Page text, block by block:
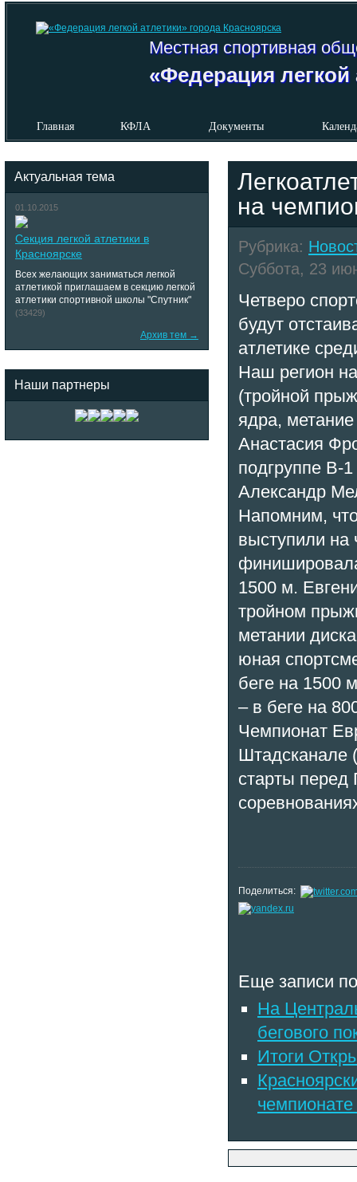
Местная спортивная
«Федерация легкой
Главная КФЛА Документы
Актуальная тема
01.10.2015
Секция легкой атлетики в
Красноярске
Всех желающих заниматься легкой
атлетикой приглашаем в секцию легкой
атлетики спортивной школы "Спутник"
(33429)
Архив тем →
Наши партнеры
на
Рубрика:
Суббота, 23
Четверо
будут
атлетике
Наш регион
(тройной
ядра,
Анастасия
подгруппе В-
Александр
Напомним,
выступили на
1500 м.
тройном
метании
юная
беге на 1500
– в беге на
Чемпионат
Штадсканале
старты перед
Поделиться:
Еще записи
На
бегового
Итоги